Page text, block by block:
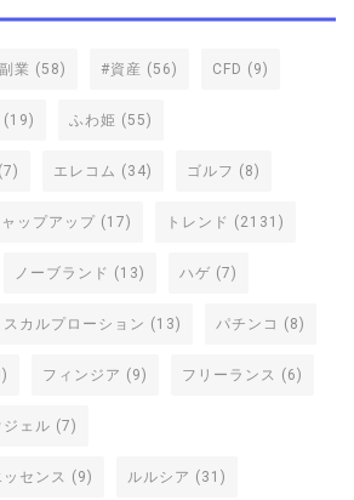
業 (58) #資産 (56) CFD (9)
(19) ふわ姫 (55)
(7) エレコム (34) ゴルフ (8)
ップアップ (17) トレンド (2131)
ノーブランド (13) ハゲ (7)
カルプローション (13) パチンコ (8)
フィンジア (9) フリーランス (6)
ェル (7)
センス (9) ルルシア (31)